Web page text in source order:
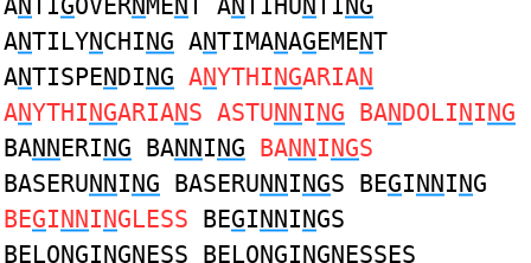
ANTIGOVERNMENT ANTIHUNTING
ANTILYNCHING ANTIMANAGEMENT
ANTISPENDING ANYTHINGARIAN
ANYTHINGARIANS ASTUNNING BANDOLINING
BANNERING BANNING BANNINGS
BASERUNNING BASERUNNINGS BEGINNING
BEGINNINGLESS BEGINNINGS
BELONGINGNESS BELONGINGNESSES